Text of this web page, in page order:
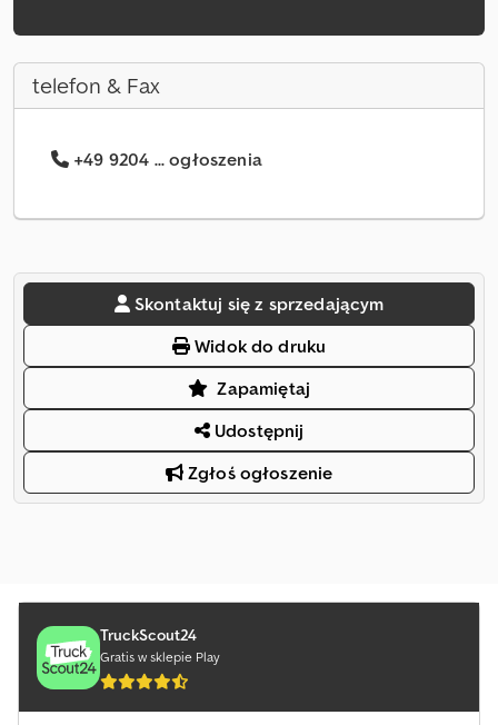
telefon & Fax
+49 9204 ... ogłoszenia
Skontaktuj się z sprzedającym
Widok do druku
Zapamiętaj
Udostępnij
Zgłoś ogłoszenie
TruckScout24
Gratis w sklepie Play